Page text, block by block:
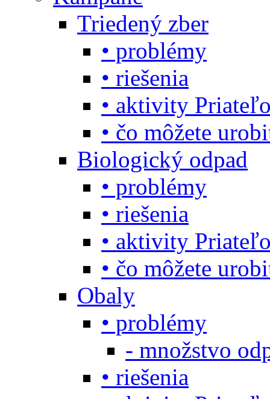
Triedený zber
• problémy
• riešenia
• aktivity
• čo môžete
Biologický odpad
• problémy
• riešenia
• aktivity
• čo môžete
Obaly
• problémy
- množstvo
• riešenia